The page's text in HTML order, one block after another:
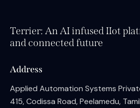
Terrier: An AI infused IIot
and connected future
Address
Applied Automation Systems
415, Codissa Road, Peelamedu,